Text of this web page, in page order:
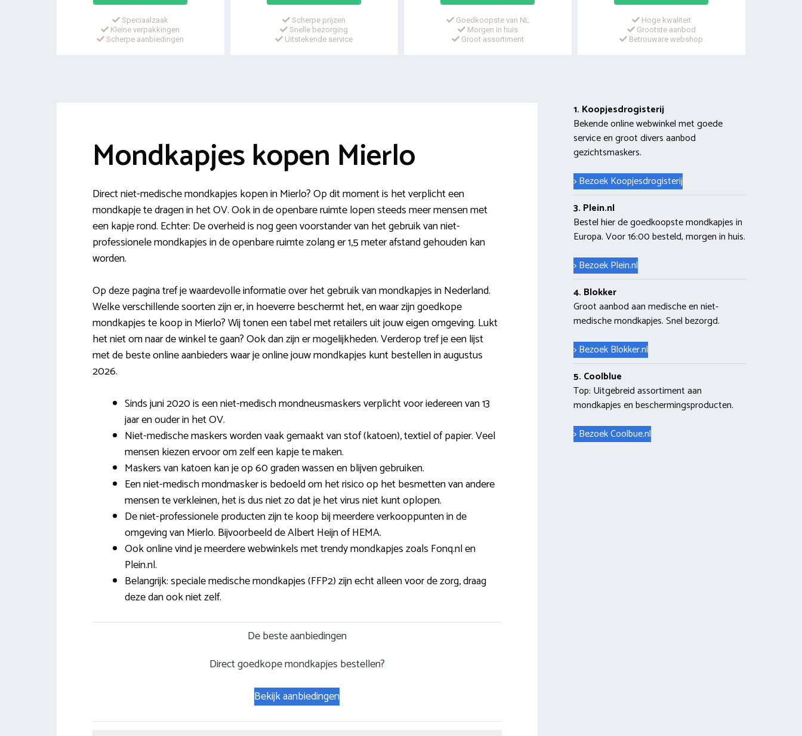
Speciaalzaak
Kleine verpakkingen
Scherpe aanbiedingen
Scherpe prijzen
Snelle bezorging
Uitstekende service
Goedkoopste van NL
Morgen in huis
Groot assortiment
Hoge kwaliteit
Grootste aanbod
Betrouware webshop
Mondkapjes kopen Mierlo
Direct niet-medische mondkapjes kopen in Mierlo? Op dit moment is het verplicht een
mondkapje te dragen in het OV. Ook in de openbare ruimte lopen steeds meer mensen met
een kapje rond. Echter: De overheid is nog geen voorstander van het gebruik van niet-
professionele mondkapjes in de openbare ruimte zolang er 1,5 meter afstand gehouden kan
worden.
Op deze pagina tref je waardevolle informatie over het gebruik van mondkapjes in Nederland.
Welke verschillende soorten zijn er, in hoeverre beschermt het, en waar zijn goedkope
mondkapjes te koop in Mierlo? Wij tonen een tabel met retailers uit jouw eigen omgeving. Lukt
het niet om naar de winkel te gaan? Ook dan zijn er mogelijkheden. Verderop tref je een lijst
met de beste online aanbieders waar je online jouw mondkapjes kunt bestellen in augustus
2026.
Sinds juni 2020 is een niet-medisch mondneusmaskers verplicht voor iedereen van 13
jaar en ouder in het OV.
Niet-medische maskers worden vaak gemaakt van stof (katoen), textiel of papier. Veel
mensen kiezen ervoor om zelf een kapje te maken.
Maskers van katoen kan je op 60 graden wassen en blijven gebruiken.
Een niet-medisch mondmasker is bedoeld om het risico op het besmetten van andere
mensen te verkleinen, het is dus niet zo dat je het virus niet kunt oplopen.
De niet-professionele producten zijn te koop bij meerdere verkooppunten in de
omgeving van Mierlo. Bijvoorbeeld de Albert Heijn of HEMA.
Ook online vind je meerdere webwinkels met trendy mondkapjes zoals Fonq.nl en
Plein.nl.
Belangrijk: speciale medische mondkapjes (FFP2) zijn echt alleen voor de zorg, draag
deze dan ook niet zelf.
De beste aanbiedingen
Direct goedkope mondkapjes bestellen?
Bekijk aanbiedingen
1. Koopjesdrogisterij
Bekende online webwinkel met goede
service en groot divers aanbod
gezichtsmaskers.
> Bezoek Koopjesdrogisterij
3. Plein.nl
Bestel hier de goedkoopste mondkapjes in
Europa. Voor 16:00 besteld, morgen in huis.
> Bezoek Plein.nl
4. Blokker
Groot aanbod aan medische en niet-
medische mondkapjes. Snel bezorgd.
> Bezoek Blokker.nl
5. Coolblue
Top: Uitgebreid assortiment aan
mondkapjes en beschermingsproducten.
> Bezoek Coolbue.nl